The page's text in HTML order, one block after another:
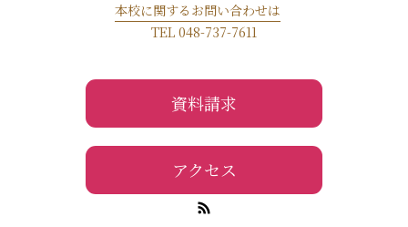
本校に関するお問い合わせは
TEL 048-737-7611
資料請求
アクセス